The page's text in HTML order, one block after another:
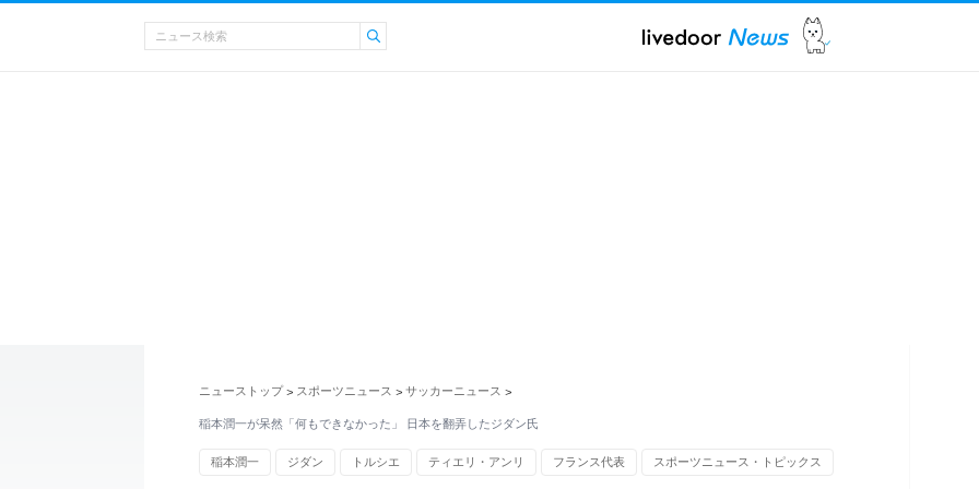
ニューストップ > スポーツニュース > サッカーニュース >
稲本潤一が呆然「何もできなかった」 日本を翻弄したジダン氏
稲本潤一 ジダン トルシエ ティエリ・アンリ フランス代表 スポーツニュース・トピックス